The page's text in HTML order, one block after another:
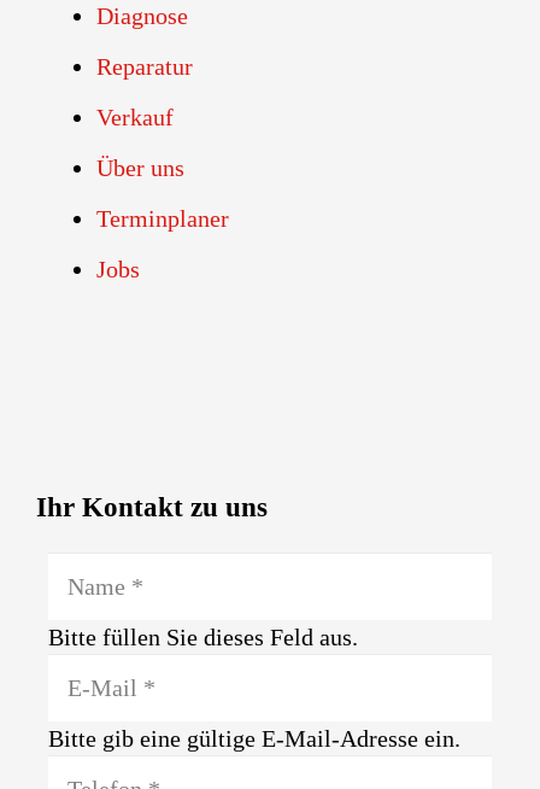
Diagnose
Reparatur
Verkauf
Über uns
Terminplaner
Jobs
Ihr Kontakt zu uns
Bitte füllen Sie dieses Feld aus.
Bitte gib eine gültige E-Mail-Adresse ein.